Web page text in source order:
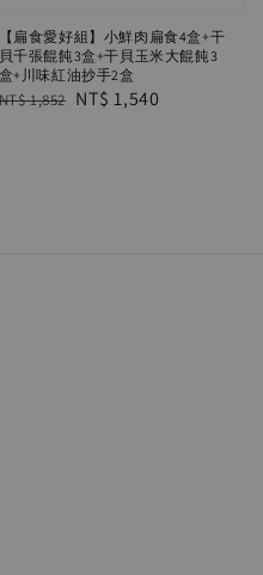
【扁食愛好組】小鮮肉扁食4盒+干
貝千張餛飩3盒+干貝玉米大餛飩3
盒+川味紅油抄手2盒
1,852 Sale
NT$ 1,540